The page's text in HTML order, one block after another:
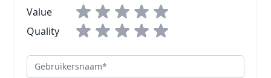
Value
Quality
Gebruikersnaam